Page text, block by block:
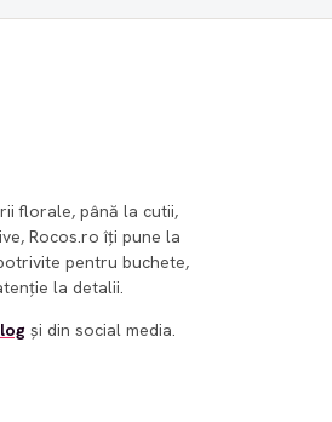
florale, până la cutii,
Rocos.ro îți pune la
pentru buchete,
la detalii.
și din social media.